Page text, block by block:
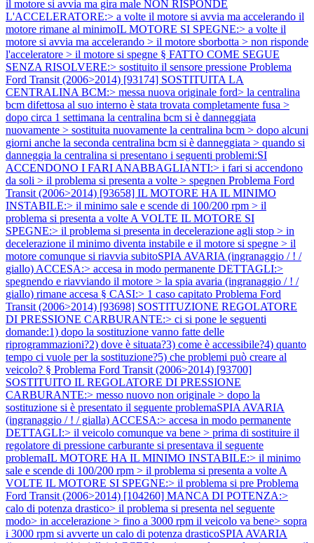
il motore si avvia ma gira male NON RISPONDE
L'ACCELERATORE:> a volte il motore si avvia ma accelerando il
motore rimane al minimoIL MOTORE SI SPEGNE:> a volte il
motore si avvia ma accelerando > il motore sborbotta > non risponde
l'acceleratore > il motore si spegne § FATTO COME SEGUE
SENZA RISOLVERE:> sostituito il sensore pressione Problema
Ford Transit (2006>2014) [93174] SOSTITUITA LA
CENTRALINA BCM:> messa nuova originale ford> la centralina
bcm difettosa al suo interno è stata trovata completamente fusa >
dopo circa 1 settimana la centralina bcm si è danneggiata
nuovamente > sostituita nuovamente la centralina bcm > dopo alcuni
giorni anche la seconda centralina bcm si è danneggiata > quando si
danneggia la centralina si presentano i seguenti problemi:SI
ACCENDONO I FARI ANABBAGLIANTI:> i fari si accendono
da soli > il problema si presenta a volte > spegnen Problema Ford
Transit (2006>2014) [93658] IL MOTORE HA IL MINIMO
INSTABILE:> il minimo sale e scende di 100/200 rpm > il
problema si presenta a volte A VOLTE IL MOTORE SI
SPEGNE:> il problema si presenta in decelerazione agli stop > in
decelerazione il minimo diventa instabile e il motore si spegne > il
motore comunque si riavvia subitoSPIA AVARIA (ingranaggio / ! /
giallo) ACCESA:> accesa in modo permanente DETTAGLI:>
spegnendo e riavviando il motore > la spia avaria (ingranaggio / ! /
giallo) rimane accesa § CASI:> 1 caso capitato Problema Ford
Transit (2006>2014) [93698] SOSTITUZIONE REGOLATORE
DI PRESSIONE CARBURANTE:> ci si pone le seguenti
domande:1) dopo la sostituzione vanno fatte delle
riprogrammazioni?2) dove è situata?3) come è accessibile?4) quanto
tempo ci vuole per la sostituzione?5) che problemi può creare al
veicolo? § Problema Ford Transit (2006>2014) [93700]
SOSTITUITO IL REGOLATORE DI PRESSIONE
CARBURANTE:> messo nuovo non originale > dopo la
sostituzione si è presentato il seguente problemaSPIA AVARIA
(ingranaggio / ! / gialla) ACCESA:> accesa in modo permanente
DETTAGLI:> il veicolo comunque va bene > prima di sostituire il
regolatore di pressione carburante si presentava il seguente
problemaIL MOTORE HA IL MINIMO INSTABILE:> il minimo
sale e scende di 100/200 rpm > il problema si presenta a volte A
VOLTE IL MOTORE SI SPEGNE:> il problema si pre Problema
Ford Transit (2006>2014) [104260] MANCA DI POTENZA:>
calo di potenza drastico> il problema si presenta nel seguente
modo> in accelerazione > fino a 3000 rpm il veicolo va bene> sopra
i 3000 rpm si avverte un calo di potenza drasticoSPIA AVARIA